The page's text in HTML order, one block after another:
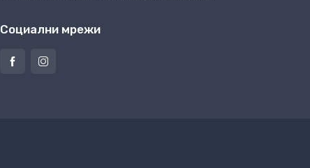
Социални мрежи